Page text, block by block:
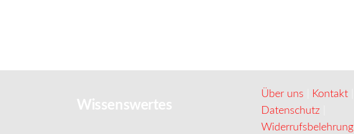
Wissenswertes
Über uns Kontakt
Datenschutz
Widerrufsbelehrung